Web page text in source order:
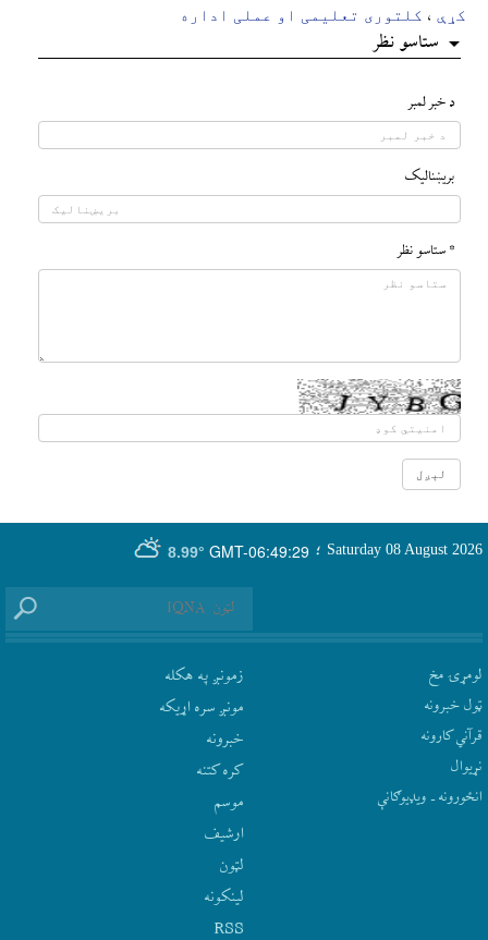
کړې ، کلتوری تعلیمی او عملی اداره
ستاسو نظر
د خبر لمبر
بريښناليک
* ستاسو نظر
GMT-06:49:29
8.99° Saturday 08 August 2026 ؛
لومړۍ مخ
ټول خبرونه
قرآني کارونه
نړيوال
انځورونه ـ ویډیوګانې
زمونږ په هکله
مونږ سره اړيکه
‫خبرونه
کره کتنه
موسم
ارشيف
لټون
لينکونه
RSS